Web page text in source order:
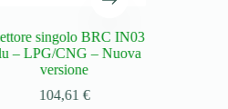
singolo BRC IN03
– LPG/CNG – Nuova
versione
104,61 €